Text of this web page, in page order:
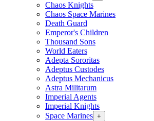
Chaos Knights
Chaos Space Marines
Death Guard
Emperor's Children
Thousand Sons
World Eaters
Adepta Sororitas
Adeptus Custodes
Adeptus Mechanicus
Astra Militarum
Imperial Agents
Imperial Knights
Space Marines +